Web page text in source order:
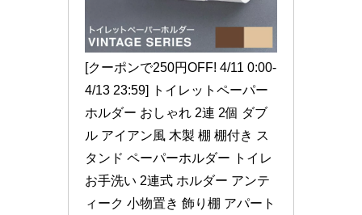
[クーポンで250円OFF! 4/11 0:00-
4/13 23:59] トイレットペーパー
ホルダー おしゃれ 2連 2個 ダブ
ル アイアン風 木製 棚 棚付き ス
タンド ペーパーホルダー トイレ
お手洗い 2連式 ホルダー アンテ
ィーク 小物置き 飾り棚 アパート